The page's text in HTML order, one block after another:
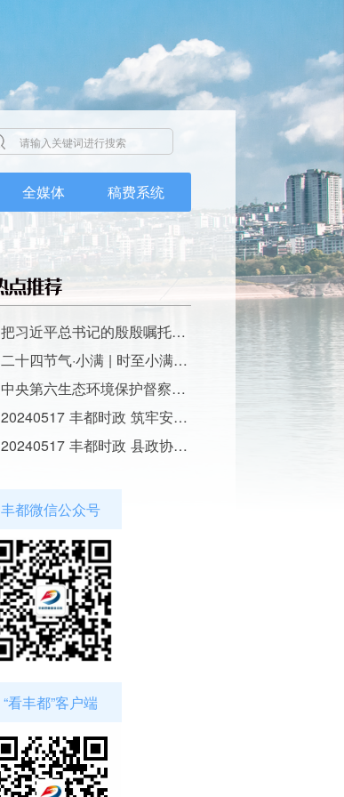
全媒体 稿费系统
把习近平总书记的殷殷嘱托全面落实在重庆大地上
二十四节气·小满 | 时至小满 生趣盎然
中央第六生态环境保护督察组向重庆市交办第九批群众信访举报件96件，涉及丰都县1件
20240517 丰都时政 筑牢安全防线 守护万家灯火
20240517 丰都时政 县政协调研我县农村水产养殖尾水治理达标情况
丰都微信公众号
“看丰都”客户端